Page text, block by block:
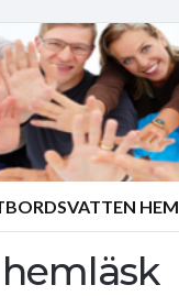
HEM